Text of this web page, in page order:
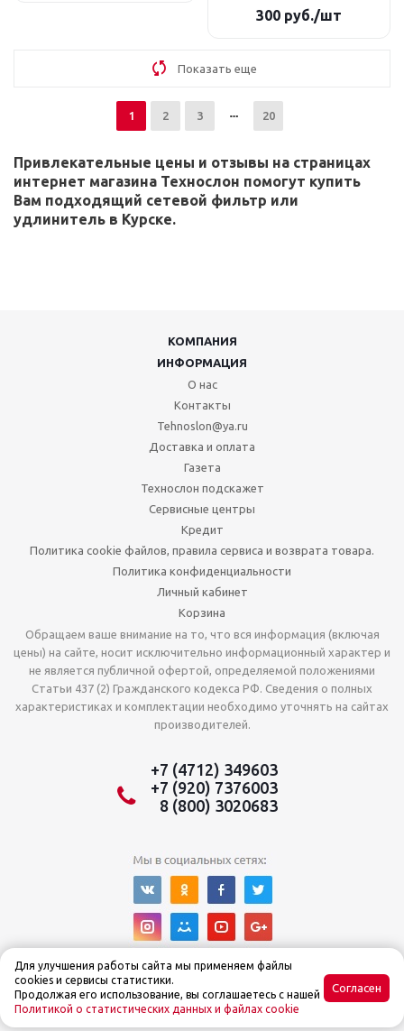
300 руб./шт
Показать еще
1 2 3 20
Привлекательные цены и отзывы на страницах
интернет магазина Технослон помогут купить
Вам подходящий сетевой фильтр или
удлинитель в Курске.
КОМПАНИЯ
ИНФОРМАЦИЯ
О нас
Контакты
Tehnoslon@ya.ru
Доставка и оплата
Газета
Технослон подскажет
Сервисные центры
Кредит
Политика cookie файлов, правила сервиса и возврата товара.
Политика конфиденциальности
Личный кабинет
Корзина
Обращаем ваше внимание на то, что вся информация (включая
цены) на сайте, носит исключительно информационный характер и
не является публичной офертой, определяемой положениями
Статьи 437 (2) Гражданского кодекса РФ. Сведения о полных
характеристиках и комплектации необходимо уточнять на сайтах
производителей.
+7 (4712) 349603
+7 (920) 7376003
8 (800) 3020683
© Интернет-магазин Tehnoslon™ 2015–2025
Для улучшения работы сайта мы применяем файлы
cookies и сервисы статистики.
Продолжая его использование, вы соглашаетесь с нашей
Политикой о статистических данных и файлах cookie
Согласен